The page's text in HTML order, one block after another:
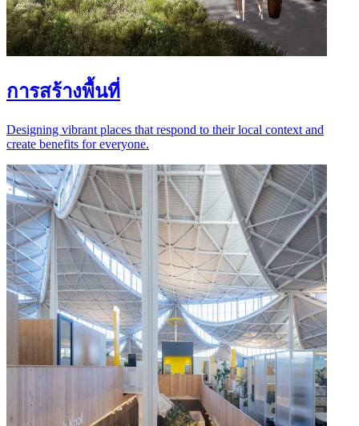
การสร้างพื้นที่
Designing vibrant places that respond to their local context and
create benefits for everyone.